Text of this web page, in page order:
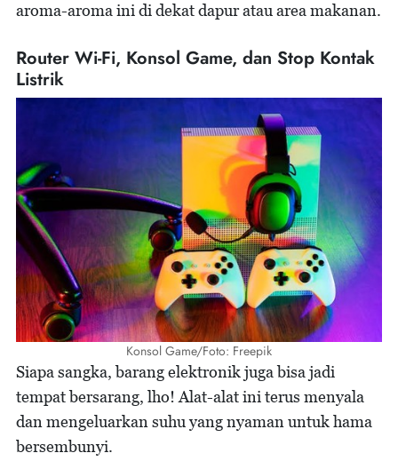
aroma-aroma ini di dekat dapur atau area makanan.
Router Wi-Fi, Konsol Game, dan Stop Kontak
Listrik
Konsol Game/Foto: Freepik
Siapa sangka, barang elektronik juga bisa jadi
tempat bersarang, lho! Alat-alat ini terus menyala
dan mengeluarkan suhu yang nyaman untuk hama
bersembunyi.